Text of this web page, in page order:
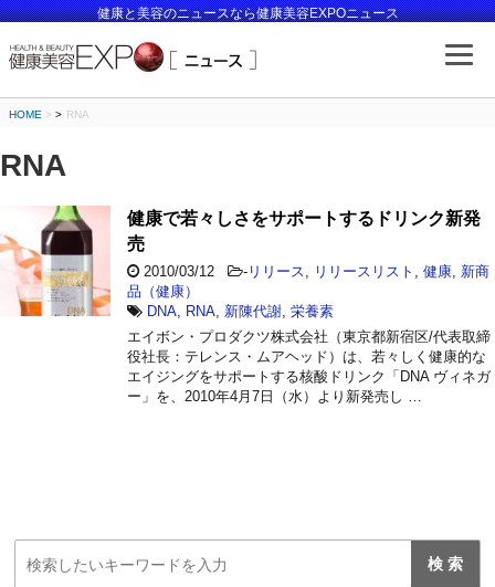
健康と美容のニュースなら健康美容EXPOニュース
HOME > RNA
RNA
健康で若々しさをサポートするドリンク新発
売
2010/03/12 - リリース リリースリスト 健康 新商
品（健康）
DNA
RNA 新陳代謝 栄養素
エイボン・プロダクツ株式会社（東京都新宿区/代表取締
役社長：テレンス・ムアヘッド）は、若々しく健康的な
エイジングをサポートする核酸ドリンク「DNA ヴィネガ
ー」を、2010年4月7日（水）より新発売し …